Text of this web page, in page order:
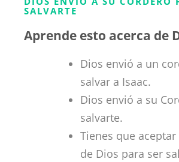
SALVARTE
Aprende esto acerca de
Dios envió a un
salvar a Isaac.
Dios envió a su
salvarte.
Tienes que
de Dios para ser